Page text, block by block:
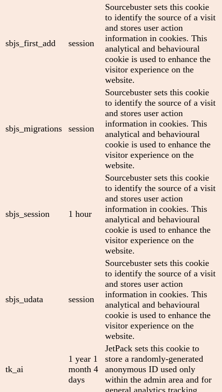
sbjs_first_add session
Sourcebuster sets this cookie
to identify the source of a visit
and stores user action
information in cookies. This
analytical and behavioural
cookie is used to enhance the
visitor experience on the
website.
sbjs_migrations session
Sourcebuster sets this cookie
to identify the source of a visit
and stores user action
information in cookies. This
analytical and behavioural
cookie is used to enhance the
visitor experience on the
website.
sbjs_session 1 hour
Sourcebuster sets this cookie
to identify the source of a visit
and stores user action
information in cookies. This
analytical and behavioural
cookie is used to enhance the
visitor experience on the
website.
sbjs_udata session
Sourcebuster sets this cookie
to identify the source of a visit
and stores user action
information in cookies. This
analytical and behavioural
cookie is used to enhance the
visitor experience on the
website.
tk_ai
1 year 1
month 4
days
JetPack sets this cookie to
store a randomly-generated
anonymous ID used only
within the admin area and for
general analytics tracking.